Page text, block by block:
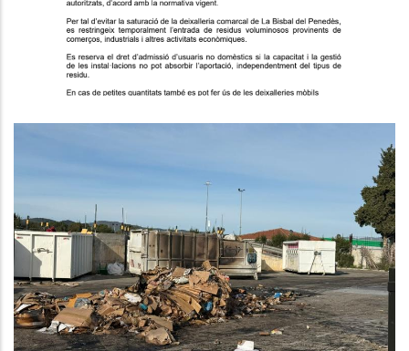
Medi
Incendi A La Deixalleria Comarcal
Del Baix Penedès A Bellvei
Medi